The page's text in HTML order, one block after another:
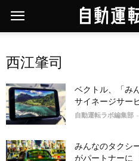
西江肇司
ベクトル、「み
サイネージサー
自動運転ラボ編集部 -
みんなのタクシ
がパートナーに